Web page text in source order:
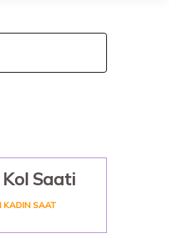
Kol Saati
KADIN SAAT